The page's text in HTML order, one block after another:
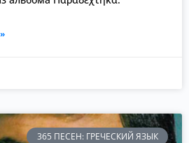
365 ПЕСЕН: ГРЕЧЕСКИЙ ЯЗЫК